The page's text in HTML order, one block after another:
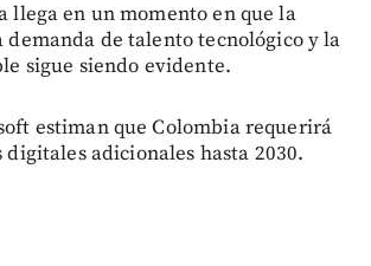
llega en un momento en que la
demanda de talento tecnológico y la
sigue siendo evidente.
estiman que Colombia requerirá
digitales adicionales hasta 2030.